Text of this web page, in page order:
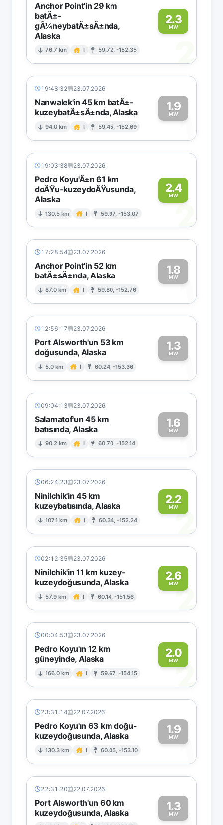
Anchor Point'in 29 km
batÄ±-
gÃ¼neybatÄ±sÄ±nda,
Alaska
76.7 km I 59.72, -152.35
2.3
MW
2
19:48:32 23.07.2026
Nanwalek'in 45 km batÄ±-
kuzeybatÄ±sÄ±nda, Alaska
94.0 km I 59.45, -152.69
1.9
MW1
19:03:38 23.07.2026
Pedro Koyu'Ä±n 61 km
doÄŸu-kuzeydoÄŸusunda,
Alaska
130.5 km I 59.97, -153.07
2.4
MW
2
17:28:54 23.07.2026
Anchor Point'in 52 km
batÄ±sÄ±nda, Alaska
87.0 km I 59.80, -152.76
1.8
MW1
12:56:17 23.07.2026
Port Alsworth'un 53 km
doğusunda, Alaska
5.0 km I 60.24, -153.36
1.3
MW1
09:04:13 23.07.2026
Salamatof'un 45 km
batısında, Alaska
90.2 km I 60.70, -152.14
1.6
MW1
06:24:23 23.07.2026
Ninilchik'in 45 km
kuzeybatısında, Alaska
107.1 km I 60.34, -152.24
2.2
MW
2
02:12:35 23.07.2026
Ninilchik'in 11 km kuzey-
kuzeydoğusunda, Alaska
57.9 km I 60.14, -151.56
2.6
MW2
00:04:53 23.07.2026
Pedro Koyu'ın 12 km
güneyinde, Alaska
166.0 km I 59.67, -154.15
2.0
MW2
23:31:14 22.07.2026
Pedro Koyu'ın 63 km doğu-
kuzeydoğusunda, Alaska
130.3 km I 60.05, -153.10
1.9
MW1
22:31:20 22.07.2026
Port Alsworth'un 60 km
kuzeydoğusunda, Alaska
1.3
MW